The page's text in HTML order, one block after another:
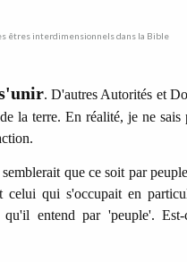
. D'autres Autorités et
la terre. En réalité, je ne
que ce soit par
celui qui s'occupait en
entend par 'peuple'.